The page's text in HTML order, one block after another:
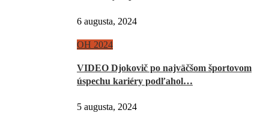
6 augusta, 2024
OH 2024
VIDEO Djokovič po najväčšom športovom
úspechu kariéry podľahol…
5 augusta, 2024